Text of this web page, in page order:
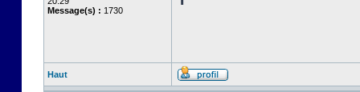
Message(s) : 1730
Haut